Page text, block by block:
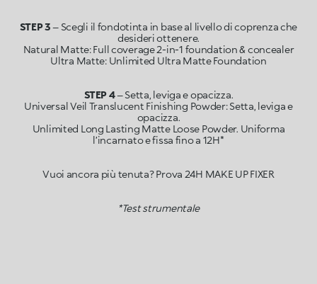
STEP 3– Scegli il fondotinta in base al livello di coprenza che
desideri ottenere.
Natural Matte: Full coverage 2-in-1 foundation & concealer
STEP 4– Setta, leviga e opacizza.
Universal Veil Translucent Finishing Powder: Setta, leviga e
opacizza.
Unlimited Long Lasting Matte Loose Powder. Uniforma
l’incarnato e fissa fino a 12H*
Vuoi ancora più tenuta? Prova 24H MAKE UP FIXER
*Test strumentale